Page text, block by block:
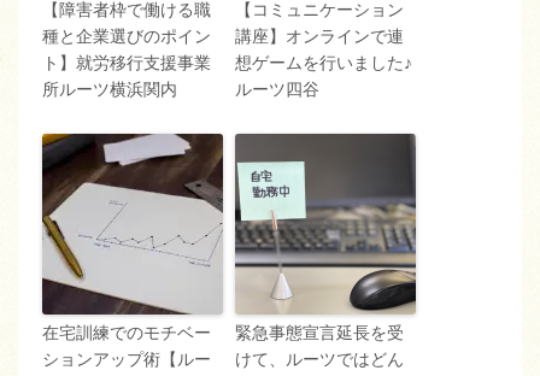
【障害者枠で働ける職
種と企業選びのポイン
ト】就労移行支援事業
所ルーツ横浜関内
【コミュニケーション
講座】オンラインで連
想ゲームを行いました♪
ルーツ四谷
在宅訓練でのモチベー
ションアップ術【ルー
緊急事態宣言延長を受
けて、ルーツではどん